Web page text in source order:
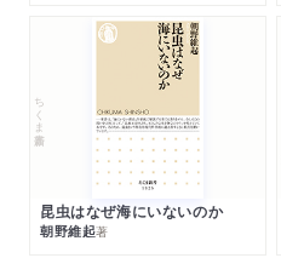
ちくま新書
昆虫はなぜ海にいないのか
朝野維起著